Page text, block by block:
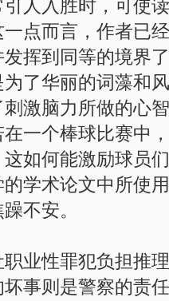
人入胜时，可使
点而言，作者已
挥到同等的境界
了华丽的词藻和
刺激脑力所做的心
一个棒球比赛中
如何能激励球员
学术论文中所使
不安。
业性罪犯负担推
事则是警察的责